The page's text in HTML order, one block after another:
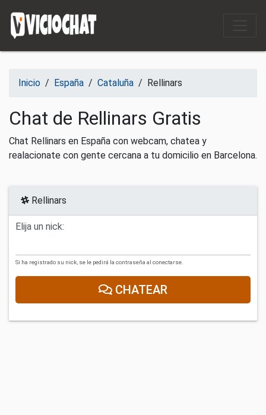
Inicio / España / Cataluña / Rellinars
Chat de Rellinars Gratis
Chat Rellinars en España con webcam, chatea y
realacionate con gente cercana a tu domicilio en Barcelona.
Rellinars
Elija un nick:
Si ha registrado su nick, se le pedirá la contraseña al conectarse.
CHATEAR